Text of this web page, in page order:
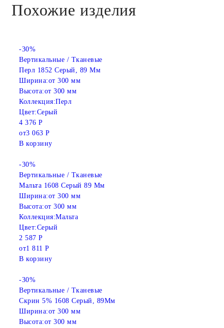
Похожие изделия
-30%
Вертикальные / Тканевые
Перл 1852 Серый, 89 Мм
Ширина:от 300 мм
Высота:от 300 мм
Коллекция:Перл
Цвет:Серый
4 376 Р
от3 063 Р
В корзину
-30%
Вертикальные / Тканевые
Мальта 1608 Серый 89 Мм
Ширина:от 300 мм
Высота:от 300 мм
Коллекция:Мальта
Цвет:Серый
2 587 Р
от1 811 Р
В корзину
-30%
Вертикальные / Тканевые
Скрин 5% 1608 Серый, 89Мм
Ширина:от 300 мм
Высота:от 300 мм